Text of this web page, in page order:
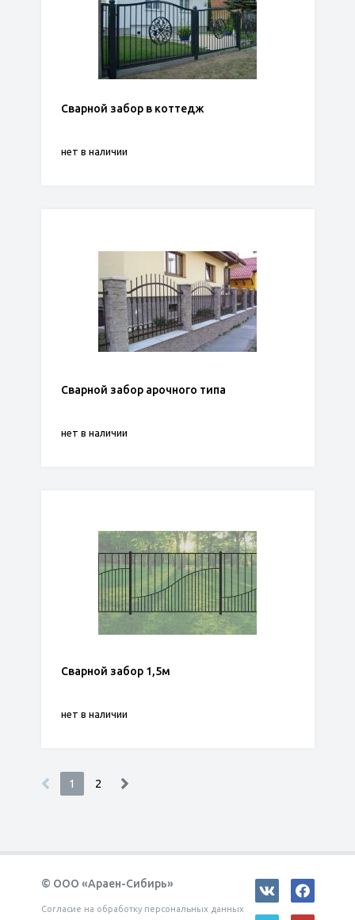
Сварной забор в коттедж
нет в наличии
Сварной забор арочного типа
нет в наличии
Сварной забор 1,5м
нет в наличии
1 2
© ООО «Араен-Сибирь»
Согласие на обработку персональных данных